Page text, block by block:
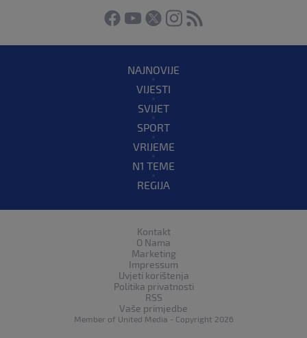
NAJNOVIJE
VIJESTI
SVIJET
SPORT
VRIJEME
N1 TEME
REGIJA
Kontakt
O Nama
Marketing
Impressum
Uvjeti korištenja
Politika privatnosti
RSS
Vaše primjedbe
Member of United Media - Copyright 2026